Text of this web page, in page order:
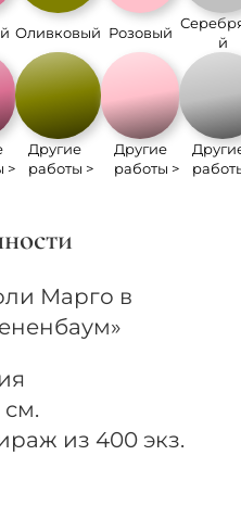
>
Оливковый
Другие
работы >
Розовый
Другие
работы >
й
Марго в
см.
из 400 экз.